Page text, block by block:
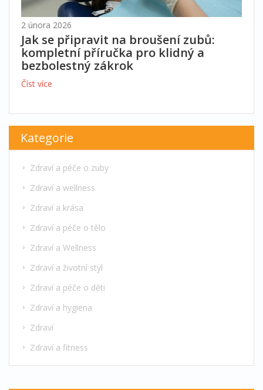
2 února 2026
Jak se připravit na broušení zubů:
kompletní příručka pro klidný a
bezbolestný zákrok
Číst více
Kategorie
Zdraví a péče o zuby
Zdraví a wellness
Zdraví a krása
Zdraví a péče o tělo
Zdraví a Wellness
Zdraví a životní styl
Zdraví a péče o děti
Zdraví a hygiena
Zdraví
Zdraví a fitness